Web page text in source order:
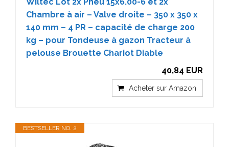
Chambre à air – Valve droite – 350 x 350 x
140 mm – 4 PR – capacité de charge 200
kg – pour Tondeuse à gazon Tracteur à
pelouse Brouette Chariot Diable
40,84 EUR
Acheter sur Amazon
BESTSELLER NO. 2